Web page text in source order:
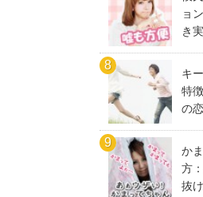
ョ
き
キ
特
の
か
方
抜